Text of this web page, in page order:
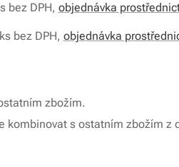
bez DPH, objednávka
bez DPH, objednávka
zbožím.
kombinovat s ostatním zbožím z